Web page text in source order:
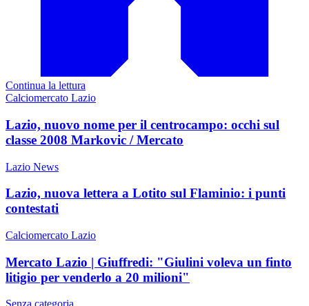
Continua la lettura
Calciomercato Lazio
Lazio, nuovo nome per il centrocampo: occhi sul
classe 2008 Markovic / Mercato
Lazio News
Lazio, nuova lettera a Lotito sul Flaminio: i punti
contestati
Calciomercato Lazio
Mercato Lazio | Giuffredi: "Giulini voleva un finto
litigio per venderlo a 20 milioni"